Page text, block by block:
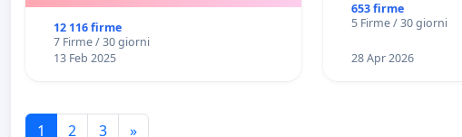
12 116 firme
7 Firme / 30 giorni
13 Feb 2025
653 firme
5 Firme / 30 giorni
28 Apr 2026
1 2 3 »